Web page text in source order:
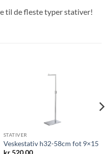
til de fleste typer stativer!
STATIVER
Veskestativ h32-58cm fot 9×15